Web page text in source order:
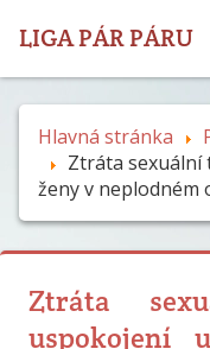
LIGA PÁR PÁRU
Hlavná stránka
Ztráta
ženy v neplodném
Ztráta
uspokojení